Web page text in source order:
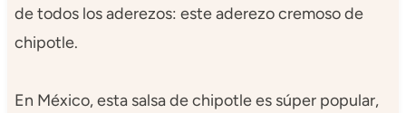
de todos los aderezos: este aderezo cremoso de
chipotle.
En México, esta salsa de chipotle es súper popular,